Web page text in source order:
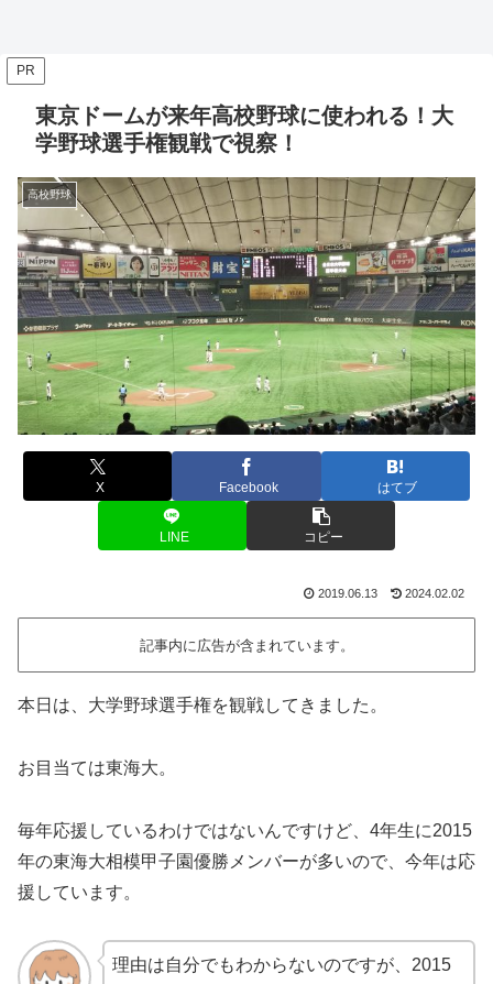
PR
東京ドームが来年高校野球に使われる！大
学野球選手権観戦で視察！
高校野球
X Facebook はてブ
LINE コピー
2019.06.13 2024.02.02
記事内に広告が含まれています。
本日は、大学野球選手権を観戦してきました。
お目当ては東海大。
毎年応援しているわけではないんですけど、4年生に2015
年の東海大相模甲子園優勝メンバーが多いので、今年は応
援しています。
理由は自分でもわからないのですが、2015